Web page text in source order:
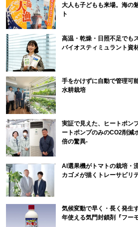
大人も子どもも来場。海の
ト
高温・乾燥・日照不足でも
バイオスティミュラント資
手をかけずに自動で管理可
水耕栽培
実証で見えた、ヒートポン
ートポンプのみのCO2削減
倍の驚異-
AI選果機がトマトの栽培・
カゴメが描くトレーサビリ
気候変動で早く・長く発生
年使える気門封鎖剤『フー